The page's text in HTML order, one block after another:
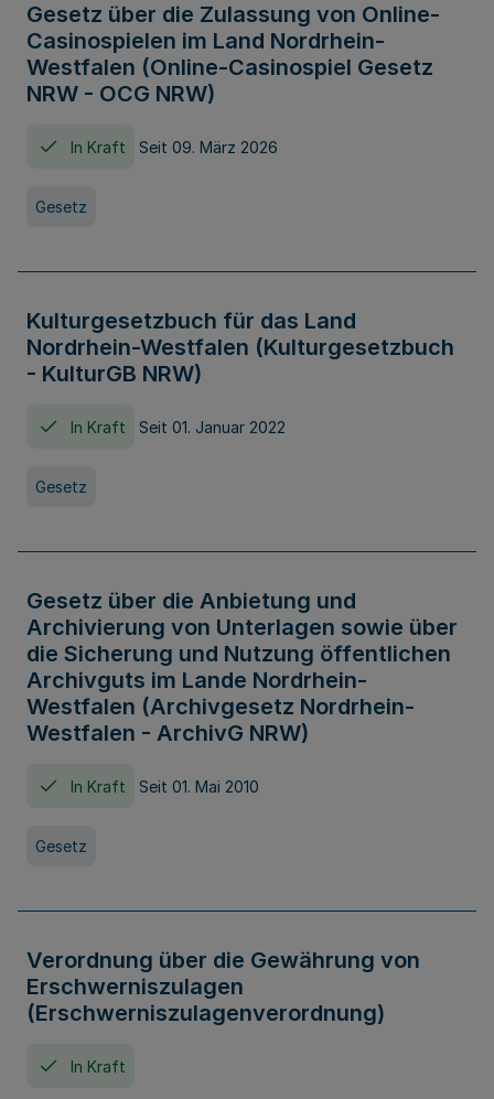
Gesetz über die Zulassung von Online-
Casinospielen im Land Nordrhein-
Westfalen (Online-Casinospiel Gesetz
NRW - OCG NRW)
In Kraft Seit 09. März 2026
Gesetz
Kulturgesetzbuch für das Land
Nordrhein-Westfalen (Kulturgesetzbuch
- KulturGB NRW)
In Kraft Seit 01. Januar 2022
Gesetz
Gesetz über die Anbietung und
Archivierung von Unterlagen sowie über
die Sicherung und Nutzung öffentlichen
Archivguts im Lande Nordrhein-
Westfalen (Archivgesetz Nordrhein-
Westfalen - ArchivG NRW)
In Kraft Seit 01. Mai 2010
Gesetz
Verordnung über die Gewährung von
Erschwerniszulagen
(Erschwerniszulagenverordnung)
In Kraft